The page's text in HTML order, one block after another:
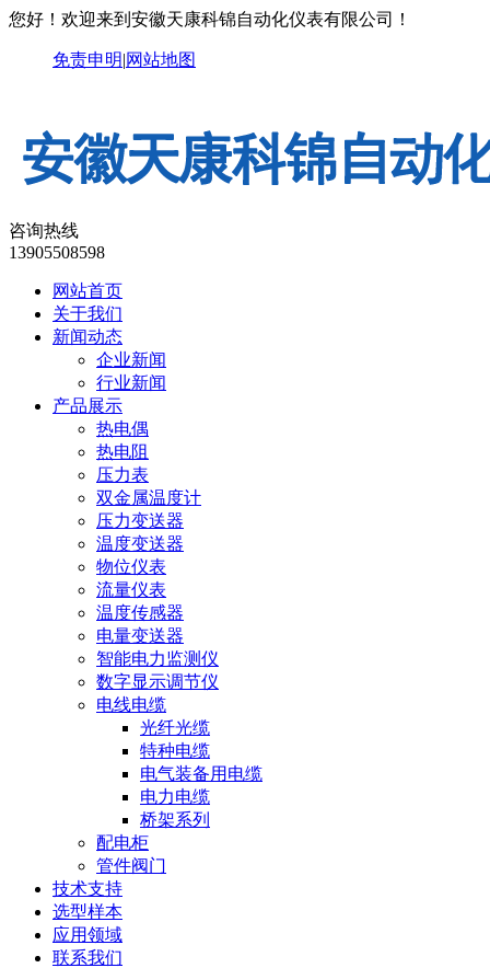
您好！欢迎来到安徽天康科锦自动化仪表有限公司！
免责申明|网站地图
咨询热线
13905508598
网站首页
关于我们
新闻动态
企业新闻
行业新闻
产品展示
热电偶
热电阻
压力表
双金属温度计
压力变送器
温度变送器
物位仪表
流量仪表
温度传感器
电量变送器
智能电力监测仪
数字显示调节仪
电线电缆
光纤光缆
特种电缆
电气装备用电缆
电力电缆
桥架系列
配电柜
管件阀门
技术支持
选型样本
应用领域
联系我们